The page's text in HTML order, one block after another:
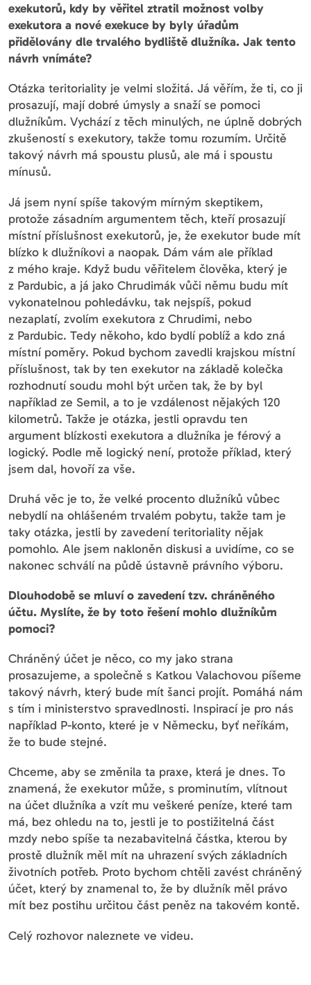
exekutorů, kdy by věřitel ztratil možnost volby
exekutora a nové exekuce by byly úřadům
přidělovány dle trvalého bydliště dlužníka. Jak tento
návrh vnímáte?
Otázka teritoriality je velmi složitá. Já věřím, že ti, co ji
prosazují, mají dobré úmysly a snaží se pomoci
dlužníkům. Vychází z těch minulých, ne úplně dobrých
zkušeností s exekutory, takže tomu rozumím. Určitě
takový návrh má spoustu plusů, ale má i spoustu
mínusů.
Já jsem nyní spíše takovým mírným skeptikem,
protože zásadním argumentem těch, kteří prosazují
místní příslušnost exekutorů, je, že exekutor bude mít
blízko k dlužníkovi a naopak. Dám vám ale příklad
z mého kraje. Když budu věřitelem člověka, který je
z Pardubic, a já jako Chrudimák vůči němu budu mít
vykonatelnou pohledávku, tak nejspíš, pokud
nezaplatí, zvolím exekutora z Chrudimi, nebo
z Pardubic. Tedy někoho, kdo bydlí poblíž a kdo zná
místní poměry. Pokud bychom zavedli krajskou místní
příslušnost, tak by ten exekutor na základě kolečka
rozhodnutí soudu mohl být určen tak, že by byl
například ze Semil, a to je vzdálenost nějakých 120
kilometrů. Takže je otázka, jestli opravdu ten
argument blízkosti exekutora a dlužníka je férový a
logický. Podle mě logický není, protože příklad, který
jsem dal, hovoří za vše.
Druhá věc je to, že velké procento dlužníků vůbec
nebydlí na ohlášeném trvalém pobytu, takže tam je
taky otázka, jestli by zavedení teritoriality nějak
pomohlo. Ale jsem nakloněn diskusi a uvidíme, co se
nakonec schválí na půdě ústavně právního výboru.
Dlouhodobě se mluví o zavedení tzv. chráněného
účtu. Myslíte, že by toto řešení mohlo dlužníkům
pomoci?
Chráněný účet je něco, co my jako strana
prosazujeme, a společně s Katkou Valachovou píšeme
takový návrh, který bude mít šanci projít. Pomáhá nám
s tím i ministerstvo spravedlnosti. Inspirací je pro nás
například P-konto, které je v Německu, byť neříkám,
že to bude stejné.
Chceme, aby se změnila ta praxe, která je dnes. To
znamená, že exekutor může, s prominutím, vlítnout
na účet dlužníka a vzít mu veškeré peníze, které tam
má, bez ohledu na to, jestli je to postižitelná část
mzdy nebo spíše ta nezabavitelná částka, kterou by
prostě dlužník měl mít na uhrazení svých základních
životních potřeb. Proto bychom chtěli zavést chráněný
účet, který by znamenal to, že by dlužník měl právo
mít bez postihu určitou část peněz na takovém kontě.
Celý rozhovor naleznete ve videu.